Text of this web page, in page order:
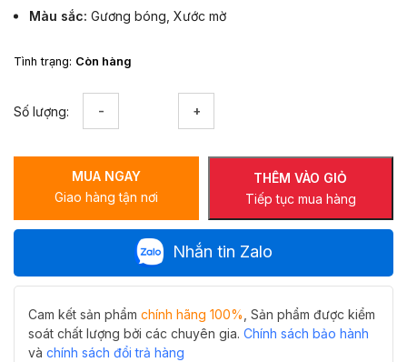
Màu sắc Gương bóng Xước mờ
Tình trạng: Còn hàng
Số lượng:
kính
chuyên
biệt
cánh
cửa
rộng,
cân
Hiwin
HG-
THÊM VÀO GIỎ
Tiếp tục mua hàng
MUA NGAY
Giao hàng tận nơi
Nhắn tin Zalo
Cam kết sản phẩm chính hãng 100% , Sản phẩm được kiểm
soát chất lượng bởi các chuyên gia. Chính sách bảo hành
và chính sách đổi trả hàng